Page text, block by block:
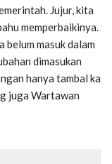
Jujur, kita
memperbaikinya.
belum masuk dalam
dimasukan
hanya tambal ka
juga Wartawan